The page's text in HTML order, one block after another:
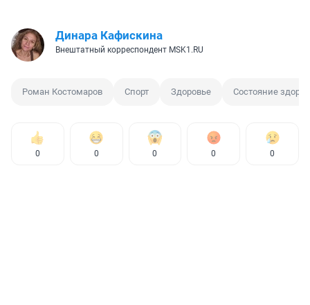
Динара Кафискина
Внештатный корреспондент MSK1.RU
Роман Костомаров Спорт Здоровье Состояние
0 0 0 0 0